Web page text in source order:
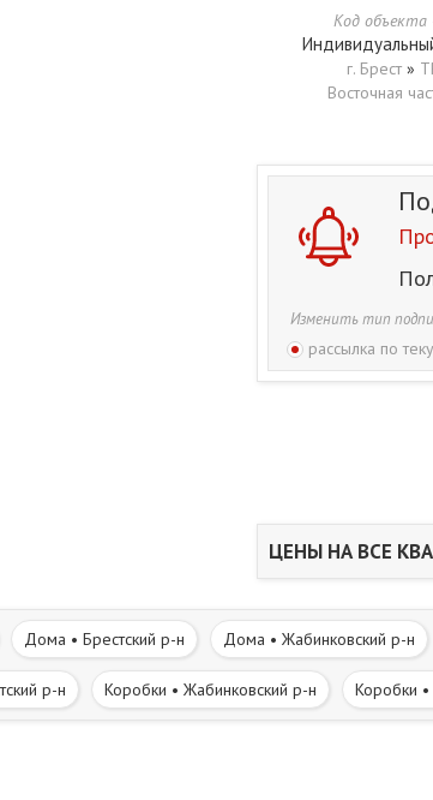
Код объекта
г. Брест »
Восточная
Изменить тип
рассылка по
ЦЕНЫ НА ВСЕ
Дома • Брестский р-н Дома • Жабинковский р-н
р-н Коробки • Жабинковский р-н Коробки